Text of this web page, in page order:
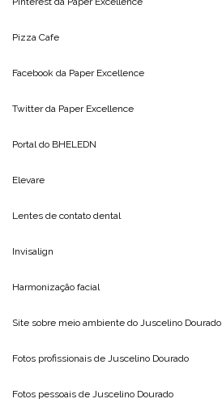
Pizza Cafe
Facebook da Paper Excellence
Twitter da Paper Excellence
Portal do BHELEDN
Elevare
Lentes de contato dental
Invisalign
Harmonização facial
Site sobre meio ambiente do Juscelino Dourado
Fotos profissionais de Juscelino Dourado
Fotos pessoais de Juscelino Dourado